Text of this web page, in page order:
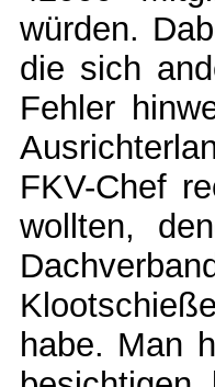
würden.
die sich
Fehler
FKV-Chef
wollten,
habe. Man